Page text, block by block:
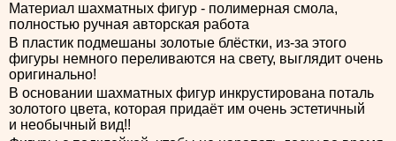
Материал шахматных фигур - полимерная смола,
полностью ручная авторская работа
В пластик подмешаны золотые блёстки, из-за этого
фигуры немного переливаются на свету, выглядит очень
оригинально!
В основании шахматных фигур инкрустирована поталь
золотого цвета, которая придаёт им очень эстетичный
и необычный вид!!